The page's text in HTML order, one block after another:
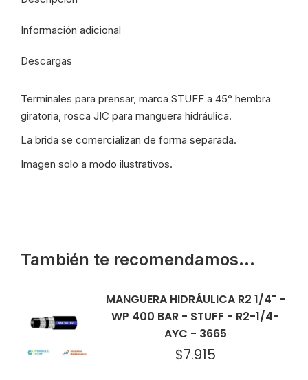
ATD/8145/04-
06
cantidad
Información adicional
Descargas
Terminales para prensar, marca STUFF a 45° hembra
giratoria, rosca JIC para manguera hidráulica.
La brida se comercializan de forma separada.
Imagen solo a modo ilustrativos.
También te recomendamos…
MANGUERA HIDRÁULICA R2 1/4" -
WP 400 BAR - STUFF - R2-1/4-
AYC - 3665
$7.915